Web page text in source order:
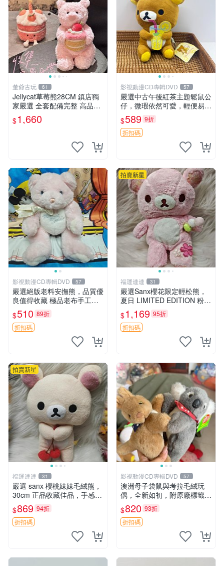
董爺古玩 61
Jellycat草莓熊28CM 鎮店獨
家嚴選 全套配備完整 高品質
收藏好物 紋章 玩具熊 定制熊
$1,660
影視動漫CD專輯DVD 57
嚴選中古午後紅茶主題鬆鼠公
仔，微瑕依然可愛，輕便易運
送 二手收藏推薦 工廠直營 快
遞到府 中古 玩偶 公仔
$589 9折
折扣碼
影視動漫CD專輯DVD 57
嚴選絕版老料安撫熊，品質優
良值得收藏 極品老布手工安
撫搖鈴玩具，適合哄睡寶貝
超柔老料搖鈴熊，專為孩子設
計的安心伴護 推薦絕版老布
製工藝搖鈴熊，可當作童
$510 89折
折扣碼
拍賣新星
福運連連 31
嚴選Sanx櫻花限定輕松熊，
夏日 LIMITED EDITION 粉色
毛絨熊，背有拉鏈設計，肚內
填充豆袋，精致工藝呈現，狀
態如新，適合收藏與送人 櫻
$1,169 95折
折扣碼
拍賣新星
福運連連 31
嚴選 sanx 櫻桃妹妹毛絨熊，
30cm 正品收藏佳品，手感極
軟，適合贈送與收藏 櫻桃妹
妹、sanx、毛絨熊
$869 94折
折扣碼
影視動漫CD專輯DVD 57
澳洲母子袋鼠與考拉毛絨玩
偶，全新如初，附原廠標籤，
手感極軟，適合贈送親朋好
友。袋鼠與考拉正版，精緻尺
寸，適合作為收藏或家飾擺
設，增添暖意。 母子、袋
$820 93折
折扣碼